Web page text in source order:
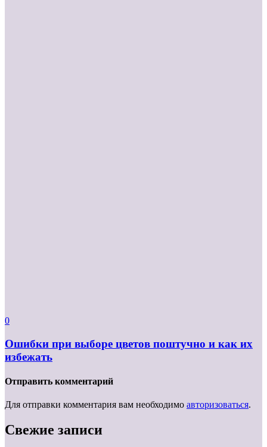
0
Ошибки при выборе цветов поштучно и как их
избежать
Отправить комментарий
Для отправки комментария вам необходимо авторизоваться.
Свежие записи